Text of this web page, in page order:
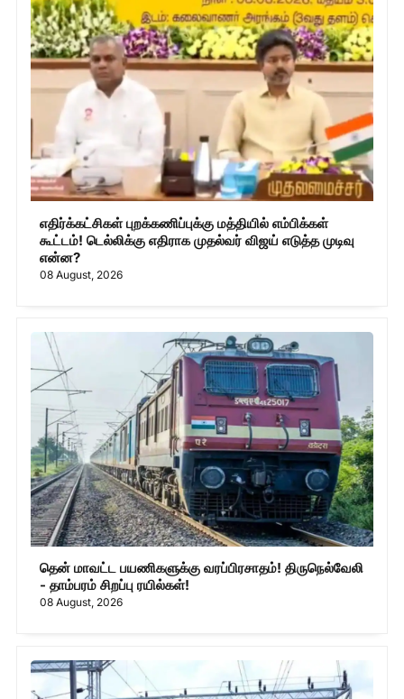
எதிர்க்கட்சிகள் புறக்கணிப்புக்கு மத்தியில் எம்பிக்கள்
கூட்டம்! டெல்லிக்கு எதிராக முதல்வர் விஜய் எடுத்த முடிவு
என்ன?
08 August, 2026
தென் மாவட்ட பயணிகளுக்கு வரப்பிரசாதம்! திருநெல்வேலி
- தாம்பரம் சிறப்பு ரயில்கள்!
08 August, 2026